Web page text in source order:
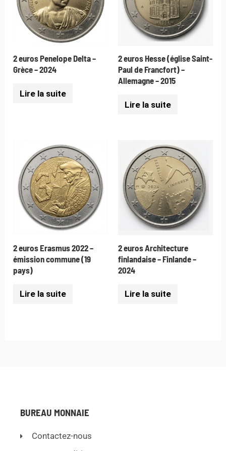
2 euros Penelope Delta –
Grèce – 2024
Lire la suite
2 euros Hesse (église Saint-
Paul de Francfort) –
Allemagne – 2015
Lire la suite
2 euros Erasmus 2022 –
émission commune (19
pays)
Lire la suite
2 euros Architecture
finlandaise – Finlande –
2024
Lire la suite
BUREAU MONNAIE
Contactez-nous